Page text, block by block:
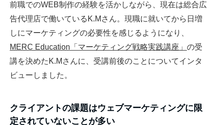
前職でのWEB制作の経験を活かしながら、現在は総合広
告代理店で働いているK.Mさん。現職に就いてから日増
しにマーケティングの必要性を感じるようになり、
MERC Education「マーケティング戦略実践講座」 の受
講を決めたK.Mさんに、受講前後のことについてインタ
ビューしました。
クライアントの課題はウェブマーケティングに限
定されていないことが多い